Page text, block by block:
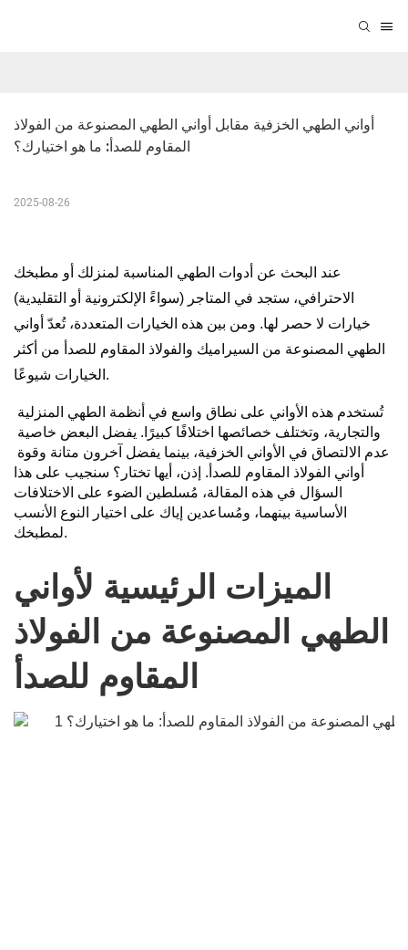
أواني الطهي الخزفية مقابل أواني الطهي المصنوعة من الفولاذ
المقاوم للصدأ: ما هو اختيارك؟
2025-08-26
عند البحث عن أدوات الطهي المناسبة لمنزلك أو مطبخك
الاحترافي، ستجد في المتاجر (سواءً الإلكترونية أو التقليدية)
خيارات لا حصر لها. ومن بين هذه الخيارات المتعددة، تُعدّ أواني
الطهي المصنوعة من السيراميك والفولاذ المقاوم للصدأ من أكثر
الخيارات شيوعًا.
أواني الفولاذ المقاوم للصدأ. إذن، أيها تختار؟ سنجيب على هذا
السؤال في هذه المقالة، مُسلطين الضوء على الاختلافات
الأساسية بينهما، ومُساعدين إياك على اختيار النوع الأنسب
لمطبخك.
الميزات الرئيسية لأواني
الطهي المصنوعة من الفولاذ
المقاوم للصدأ